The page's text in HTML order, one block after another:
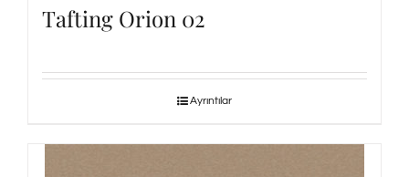
Tafting Orion 02
Ayrıntılar